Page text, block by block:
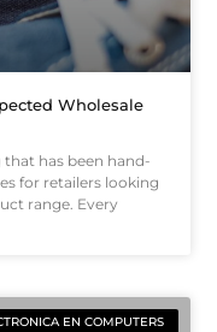
Wholesale
has been hand-
for retailers looking
range. Every
EN COMPUTERS